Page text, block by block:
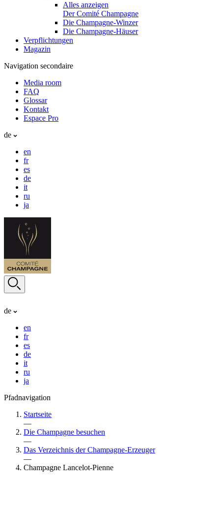
Alles anzeigen
Der Comité Champagne
Die Champagne-Winzer
Die Champagne-Häuser
Verpflichtungen
Magazin
Navigation secondaire
Media room
FAQ
Glossar
Kontakt
Espace Pro
de
en
fr
es
de
it
ru
ja
de
en
fr
es
de
it
ru
ja
Pfadnavigation
Startseite
—
Die Champagne besuchen
—
Das Verzeichnis der Champagne-Erzeuger
—
Champagne Lancelot-Pienne